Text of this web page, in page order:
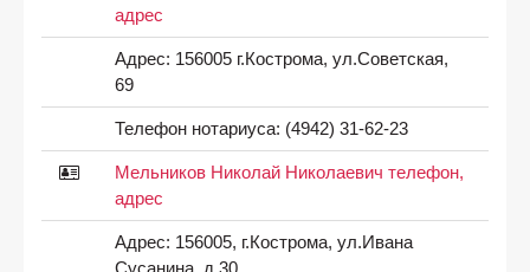
адрес
Адрес: 156005 г.Кострома, ул.Советская,
69
Телефон нотариуса: (4942) 31-62-23
Мельников Николай Николаевич телефон,
адрес
Адрес: 156005, г.Кострома, ул.Ивана